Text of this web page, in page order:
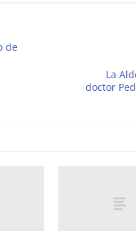
de
La
doctor